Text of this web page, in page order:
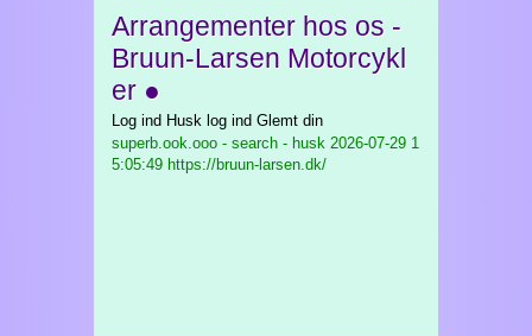
Arrangementer hos os -
Bruun-Larsen Motorcykl
er ●
Log ind Husk log ind Glemt din
superb.ook.ooo - search - husk 2026-07-29 1
5:05:49 https://bruun-larsen.dk/